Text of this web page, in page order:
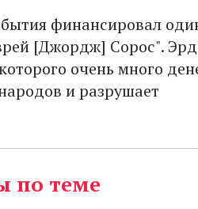
финансировал
[Джордж] Сорос".
очень много
и разрушает
по теме